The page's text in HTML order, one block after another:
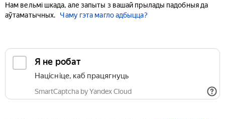
Нам вельмі шкада, але запыты з вашай прылады падобныя да
аўтаматычных.
Чаму гэта магло адбыцца?
Я не робат
Націсніце, каб працягнуць
SmartCaptcha by Yandex Cloud